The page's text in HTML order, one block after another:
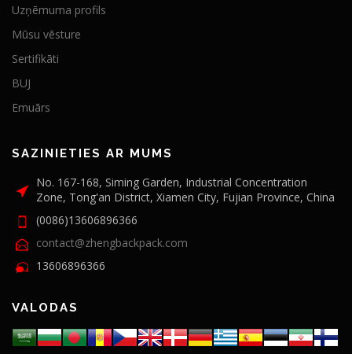
Uzņēmuma profils
Mūsu vēsture
Sertifikāti
BUJ
Emuārs
SAZINIETIES AR MUMS
No. 167-168, Siming Garden, Industrial Concentration
Zone, Tong'an District, Xiamen City, Fujian Province, China
(0086)13606896366
contact@zhengbackpack.com
13606896366
VALODAS